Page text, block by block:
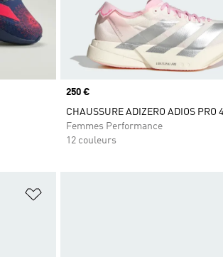
Prix
250 €
CHAUSSURE ADIZERO ADIOS PRO 4
Femmes Performance
12 couleurs